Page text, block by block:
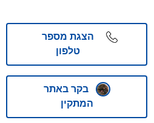
הצגת מספר
טלפון
בקר באתר
המתקין